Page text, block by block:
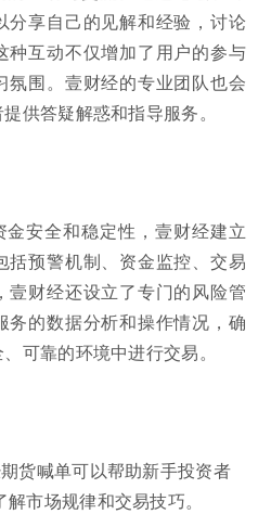
分享自己的见解和经验，讨论
种互动不仅增加了用户的参与
氛围。壹财经的专业团队也会
供答疑解惑和指导服务。
安全和稳定性，壹财经建立
括预警机制、资金监控、交易
壹财经还设立了专门的风险管
务的数据分析和操作情况，确
可靠的环境中进行交易。
货喊单可以帮助新手投资者
市场规律和交易技巧。